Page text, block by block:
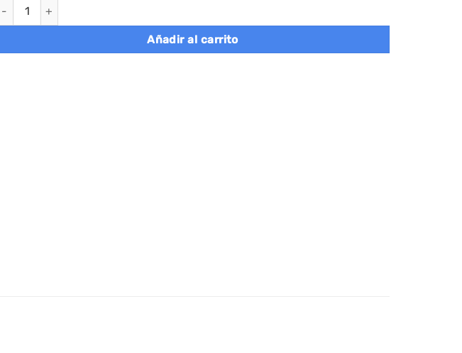
Juego de 2 estantes zapateros apilables de 5 niveles, negro cantidad
Añadir al carrito